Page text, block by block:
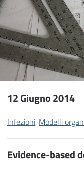
12 Giugno 2014
Infezioni, Modelli
Evidence-based